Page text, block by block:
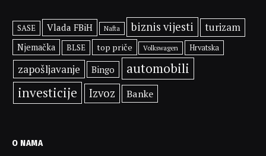
SASE Vlada FBiH Nafta biznis vijesti turizam
Njemačka BLSE top priče Volkswagen Hrvatska
zapošljavanje Bingo
automobili
investicije
Izvoz Banke
O NAMA